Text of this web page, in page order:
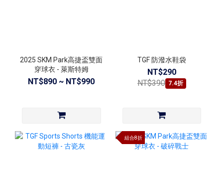
2025 SKM Park高捷盃雙面
穿球衣 - 萊斯特姆
NT$890 ~ NT$990
TGF 防潑水鞋袋
NT$290
NT$390 7.4折
組合8折